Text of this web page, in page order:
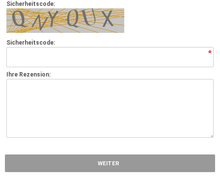
Sicherheitscode:
Sicherheitscode:
*
Ihre Rezension:
WEITER